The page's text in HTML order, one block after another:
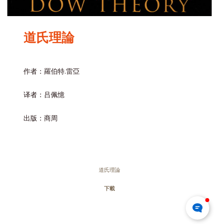
道氏理論
作者：羅伯特.雷亞
译者：吕佩憶
出版：商周
道氏理論
下載